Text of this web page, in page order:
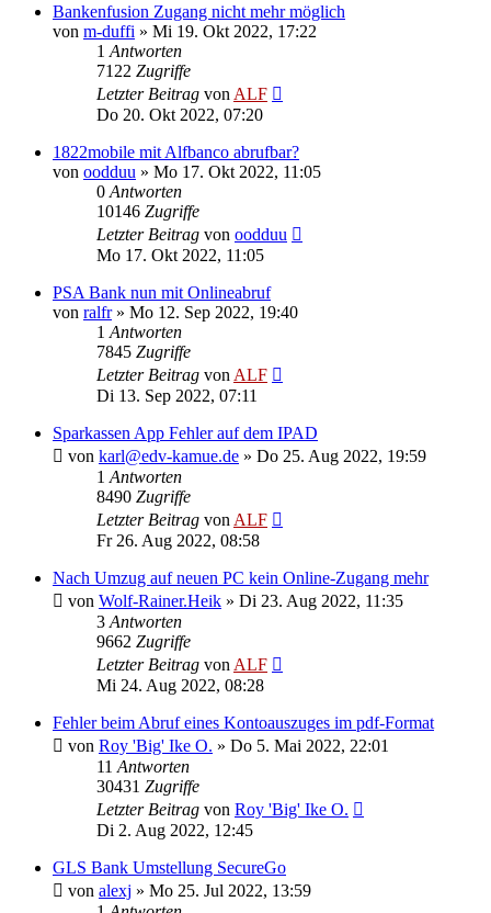
Bankenfusion Zugang nicht mehr möglich
von m-duffi » Mi 19. Okt 2022, 17:22
1 Antworten
7122 Zugriffe
Letzter Beitrag von ALF
Do 20. Okt 2022, 07:20
1822mobile mit Alfbanco abrufbar?
von oodduu » Mo 17. Okt 2022, 11:05
0 Antworten
10146 Zugriffe
Letzter Beitrag von oodduu
Mo 17. Okt 2022, 11:05
PSA Bank nun mit Onlineabruf
von ralfr» Mo 12. Sep 2022, 19:40
1 Antworten
7845 Zugriffe
Letzter Beitrag von ALF
Di 13. Sep 2022, 07:11
Sparkassen App Fehler auf dem IPAD
von karl@edv-kamue.de » Do 25. Aug 2022, 19:59
1 Antworten
8490 Zugriffe
Letzter Beitrag von ALF
Fr 26. Aug 2022, 08:58
Nach Umzug auf neuen PC kein Online-Zugang mehr
von Wolf-Rainer.Heik » Di 23. Aug 2022, 11:35
3 Antworten
9662 Zugriffe
Letzter Beitrag von ALF
Mi 24. Aug 2022, 08:28
Fehler beim Abruf eines Kontoauszuges im pdf-Format
von Roy 'Big' Ike O. » Do 5. Mai 2022, 22:01
11 Antworten
30431 Zugriffe
Letzter Beitrag von Roy 'Big' Ike O.
Di 2. Aug 2022, 12:45
GLS Bank Umstellung SecureGo
von alexj » Mo 25. Jul 2022, 13:59